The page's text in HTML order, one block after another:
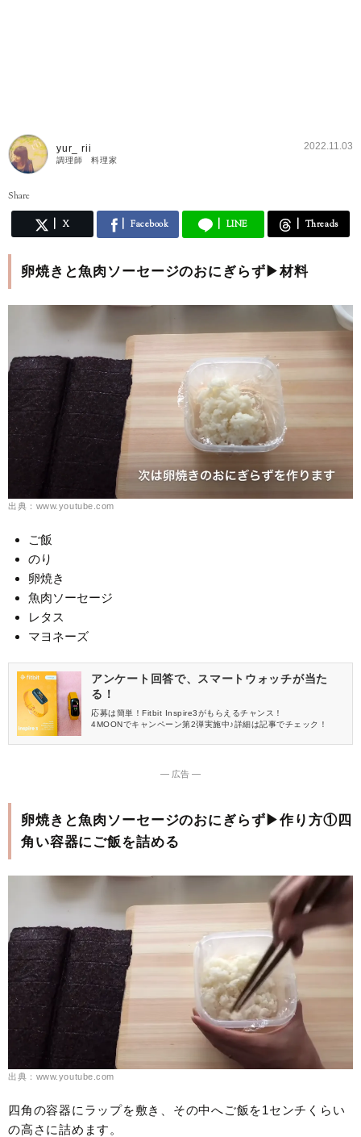
yur_ rii
調理師 料理家
2022.11.03
Share
X Facebook LINE Threads
卵焼きと魚肉ソーセージのおにぎらず▶材料
出典：www.youtube.com
ご飯
のり
卵焼き
魚肉ソーセージ
レタス
マヨネーズ
アンケート回答で、スマートウォッチが当た
る！
応募は簡単！Fitbit Inspire3がもらえるチャンス！
4MOONでキャンペーン第2弾実施中♪詳細は記事でチェック！
― 広告 ―
卵焼きと魚肉ソーセージのおにぎらず▶作り方①四
角い容器にご飯を詰める
出典：www.youtube.com
四角の容器にラップを敷き、その中へご飯を1センチくらい
の高さに詰めます。